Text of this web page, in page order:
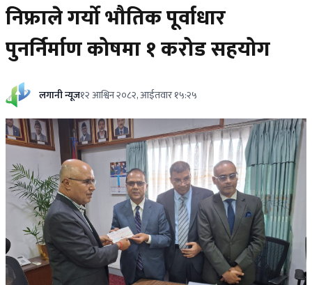
निफ्राले गर्यो भौतिक पूर्वाधार
पुनर्निर्माण कोषमा १ करोड सहयोग
लगानी न्यूज१२ आश्विन २०८२, आईतवार १५:२५